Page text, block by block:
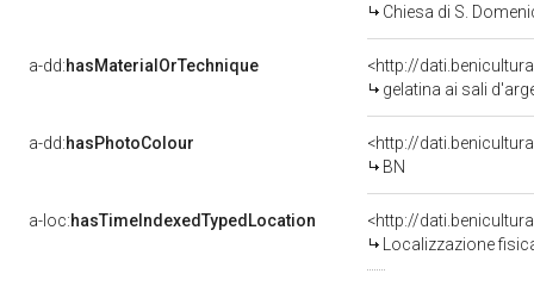
Chiesa di S.
a-dd:hasMaterialOrTechnique
<http://
gelatina ai sali
a-dd:hasPhotoColour
<http://
BN
a-loc:hasTimeIndexedTypedLocation
<http://
Localizzazione